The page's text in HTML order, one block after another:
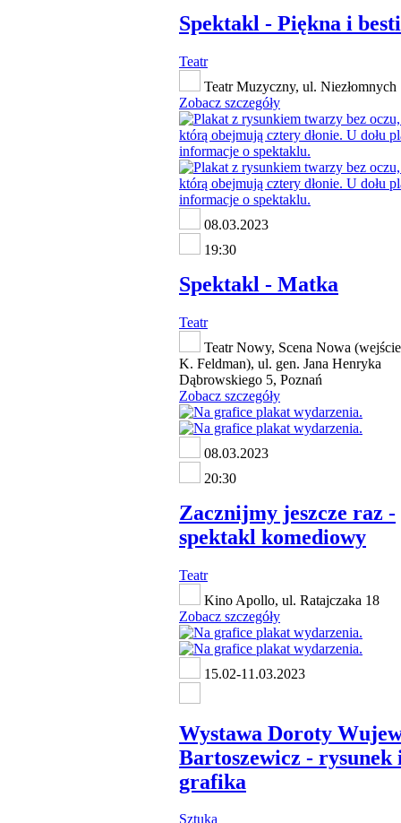
Spektakl - Piękna i
Teatr
Teatr Muzyczny, ul. Niezłomnych
Zobacz szczegóły
08.03.2023
19:30
Spektakl - Matka
Teatr
Teatr Nowy, Scena Nowa
K. Feldman), ul. gen. Jana Henryka
Dąbrowskiego 5, Poznań
Zobacz szczegóły
08.03.2023
20:30
Zacznijmy jeszcze raz -
spektakl komediowy
Teatr
Kino Apollo, ul. Ratajczaka 18
Zobacz szczegóły
15.02-11.03.2023
Wystawa Doroty
Bartoszewicz - rysunek
grafika
Sztuka